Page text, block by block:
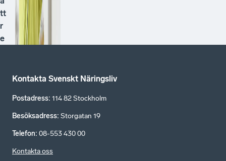
tt
r
e
Kontakta Svenskt Näringsliv
Postadress: 114 82 Stockholm
Besöksadress: Storgatan 19
Telefon: 08-553 430 00
Kontakta oss